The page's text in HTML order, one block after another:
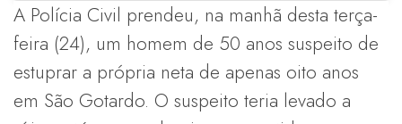
A Polícia Civil prendeu, na manhã desta terça-
feira (24), um homem de 50 anos suspeito de
estuprar a própria neta de apenas oito anos
em São Gotardo. O suspeito teria levado a